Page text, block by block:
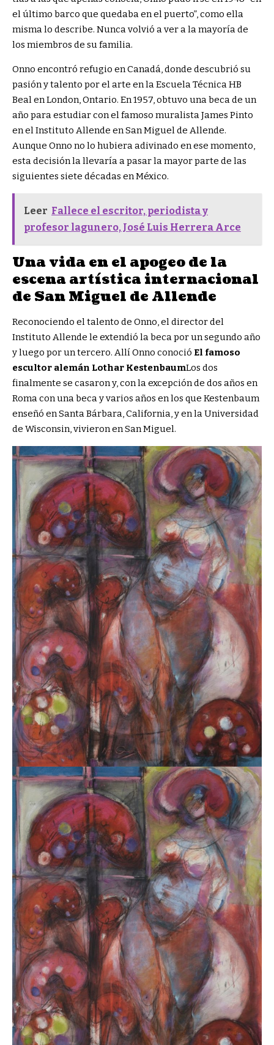
el último barco que quedaba en el puerto”, como ella
misma lo describe. Nunca volvió a ver a la mayoría de
los miembros de su familia.
Onno encontró refugio en Canadá, donde descubrió su
pasión y talento por el arte en la Escuela Técnica HB
Beal en London, Ontario. En 1957, obtuvo una beca de un
año para estudiar con el famoso muralista James Pinto
en el Instituto Allende en San Miguel de Allende.
Aunque Onno no lo hubiera adivinado en ese momento,
esta decisión la llevaría a pasar la mayor parte de las
siguientes siete décadas en México.
Leer Fallece el escritor, periodista y
profesor lagunero, José Luis Herrera Arce
Una vida en el apogeo de la
escena artística internacional
de San Miguel de Allende
Reconociendo el talento de Onno, el director del
Instituto Allende le extendió la beca por un segundo año
y luego por un tercero. Allí Onno conoció El famoso
escultor alemán Lothar KestenbaumLos dos
finalmente se casaron y, con la excepción de dos años en
Roma con una beca y varios años en los que Kestenbaum
enseñó en Santa Bárbara, California, y en la Universidad
de Wisconsin, vivieron en San Miguel.